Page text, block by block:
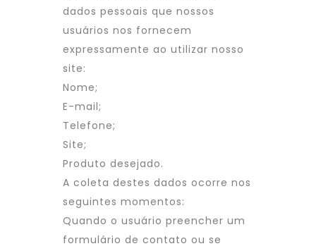
dados pessoais que nossos
usuários nos fornecem
expressamente ao utilizar nosso
site:
Nome;
E-mail;
Telefone;
Site;
Produto desejado.
A coleta destes dados ocorre nos
seguintes momentos:
Quando o usuário preencher um
formulário de contato ou se